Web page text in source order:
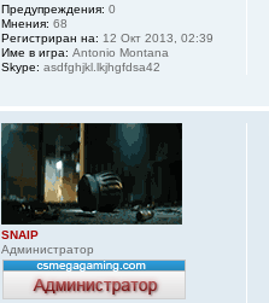
Предупреждения: 0
Мнения: 68
Регистриран на: 12 Окт 2013, 02:39
Име в игра: Antonio Montana
Skype: asdfghjkl.lkjhgfdsa42
SNAIP
Администратор